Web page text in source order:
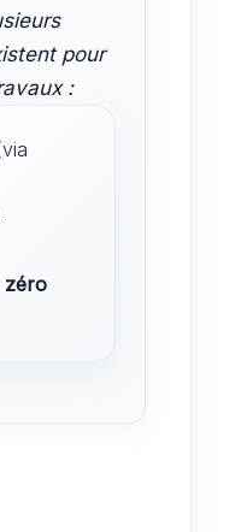
pour
:
zéro